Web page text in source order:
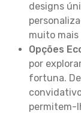
designs
muito
Opções
por
fortuna.
permitem-